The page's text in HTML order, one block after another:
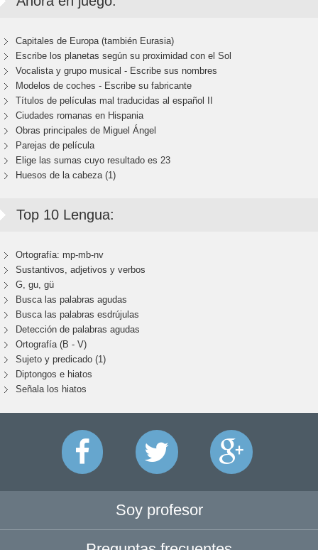
Capitales de Europa (también Eurasia)
Escribe los planetas según su proximidad con el Sol
Vocalista y grupo musical - Escribe sus nombres
Modelos de coches - Escribe su fabricante
Títulos de películas mal traducidas al español II
Ciudades romanas en Hispania
Obras principales de Miguel Ángel
Parejas de película
Elige las sumas cuyo resultado es 23
Huesos de la cabeza (1)
Top 10 Lengua:
Ortografía: mp-mb-nv
Sustantivos, adjetivos y verbos
G, gu, gü
Busca las palabras agudas
Busca las palabras esdrújulas
Detección de palabras agudas
Ortografía (B - V)
Sujeto y predicado (1)
Diptongos e hiatos
Señala los hiatos
Soy profesor